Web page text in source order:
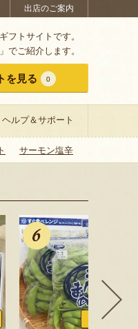
出店のご案内
フトサイトです。
でご紹介します。
を見る 0
ヘルプ＆サポート
サーモン塩辛
ふるさと納